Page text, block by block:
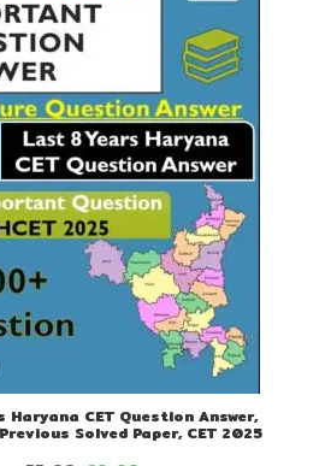
CET Question Answer,
Solved Paper, CET 2025